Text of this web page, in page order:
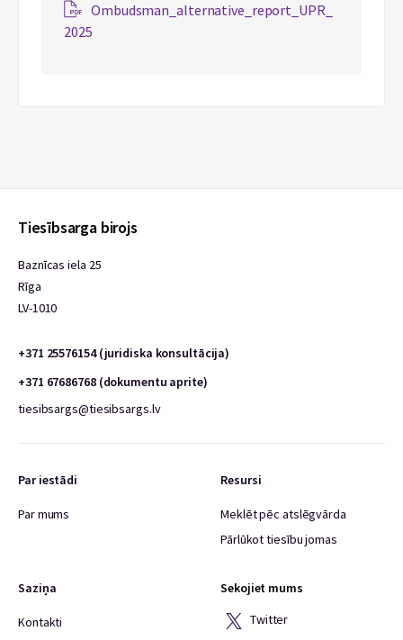
Ombudsman_alternative_report_UPR_
2025
Tiesībsarga birojs
Baznīcas iela 25
Rīga
LV-1010
+371 25576154 (juridiska konsultācija)
+371 67686768 (dokumentu aprite)
tiesibsargs@tiesibsargs.lv
Par iestādi
Par mums
Resursi
Meklēt pēc atslēgvārda
Pārlūkot tiesību jomas
Saziņa
Kontakti
Sekojiet mums
Twitter